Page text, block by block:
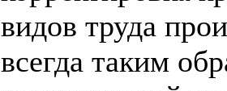
видов труда
всегда таким